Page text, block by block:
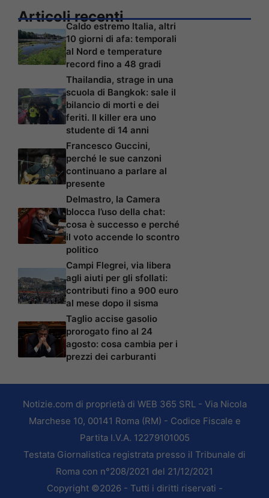
Articoli recenti
Caldo estremo Italia, altri
10 giorni di afa: temporali
al Nord e temperature
record fino a 48 gradi
Thailandia, strage in una
scuola di Bangkok: sale il
bilancio di morti e dei
feriti. Il killer era uno
studente di 14 anni
Francesco Guccini,
perché le sue canzoni
continuano a parlare al
presente
Delmastro, la Camera
blocca l’uso della chat:
cosa è successo e perché
il voto accende lo scontro
politico
Campi Flegrei, via libera
agli aiuti per gli sfollati:
contributi fino a 900 euro
al mese dopo il sisma
Taglio accise gasolio
prorogato fino al 24
agosto: cosa cambia per i
prezzi dei carburanti
Notizie.com di proprietà di WEB 365 SRL - Via Nicola
Marchese 10, 00141 Roma (RM) - Codice Fiscale e
Partita I.V.A. 12279101005
Testata Giornalistica registrata presso il Tribunale di
Roma con n°208/2021 del 21/12/2021
Copyright ©2026 - Tutti i diritti riservati -